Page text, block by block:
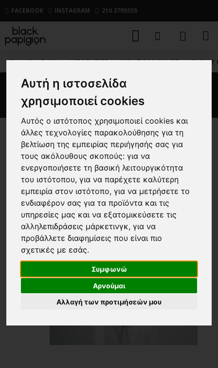
Αυτή η ιστοσελίδα
χρησιμοποιεί cookies
Αυτός ο ιστότοπος χρησιμοποιεί cookies και
άλλες τεχνολογίες παρακολούθησης για τη
βελτίωση της εμπειρίας περιήγησής σας για
τους ακόλουθους σκοπούς:για να
ενεργοποιήσετε τη βασική λειτουργικότητα
του ιστότοπου,για να παρέχετε καλύτερη
εμπειρία στον ιστότοπο,για να μετρήσετε το
ενδιαφέρον σας για τα προϊόντα και τις
υπηρεσίες μας και να εξατομικεύσετε τις
αλληλεπιδράσεις μάρκετινγκ,για να
προβάλλετε διαφημίσεις που είναι πιο
σχετικές με εσάς.
Συμφωνώ
Αρνούμαι
Αλλαγή των προτιμήσεών μου
FACEBOOK INSTAGRAM 210 2795555
ΑΝΔΡΙΚΑ ΜΠΛΟΥΖΕΣ ΚΟΝΤΟΜΑΝΙΚΕΣ T-Shirt
T-Shirt Over/D λαδί